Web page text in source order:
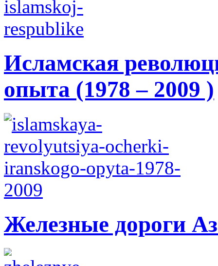
Исламская
опыта (1978 – 2009 )
Железные дороги